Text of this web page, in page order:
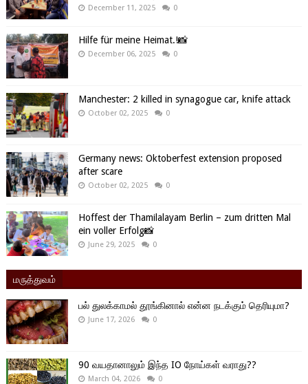
December 11, 2025 0
Hilfe für meine Heimat.!📸
December 06, 2025 0
Manchester: 2 killed in synagogue car, knife attack
October 02, 2025 0
Germany news: Oktoberfest extension proposed
after scare
October 02, 2025 0
Hoffest der Thamilalayam Berlin – zum dritten Mal
ein voller Erfolg📸
June 29, 2025 0
மருத்துவம்
பல் துலக்காமல் தூங்கினால் என்ன நடக்கும் தெரியுமா?
June 17, 2026 0
90 வயதானாலும் இந்த IO நோய்கள் வராது??
March 04, 2026 0